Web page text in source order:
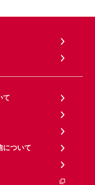
て
について